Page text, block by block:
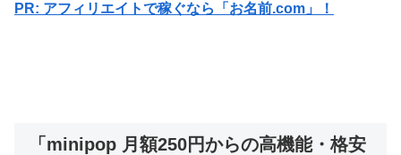
PR: アフィリエイトで稼ぐなら「お名前.com」！
「minipop 月額250円からの高機能・格安